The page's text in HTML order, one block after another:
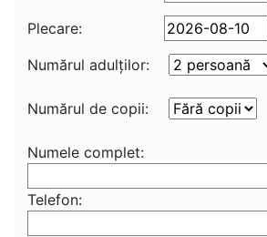
Plecare:
Numărul adulţilor:
Numărul de copii:
Numele complet:
Telefon: